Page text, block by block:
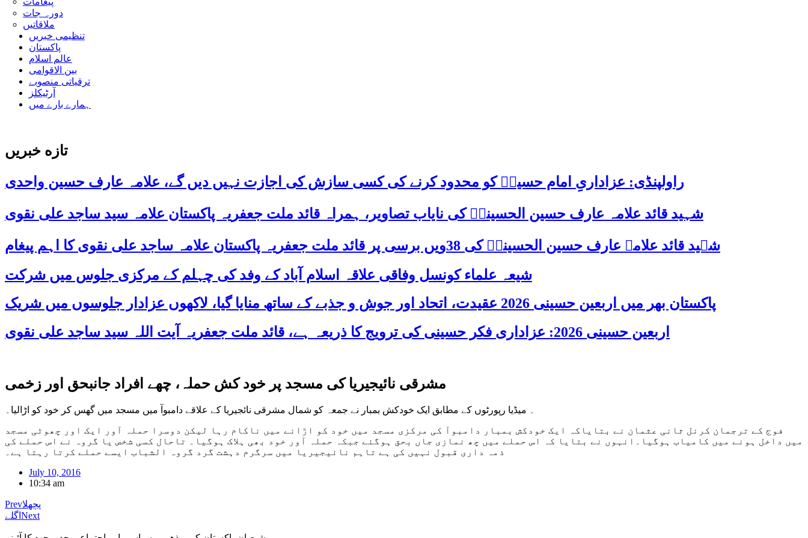
دورہ جات
ملاقاتیں
تنظیمی خبریں
پاکستان
عالم اسلام
بین الاقوامی
ترقیاتی منصوبے
آرٹیکلز
ہمارے بارے میں
تازه خبریں
راولپنڈی: عزاداریِ امام حسینؑ کو محدود کرنے کی کسی سازش کی اجازت نہیں دیں گے، علامہ عارف حسین واحدی
شہید قائد علامہ عارف حسین الحسینیؒ کی نایاب تصاویر، ہمراہ قائد ملت جعفریہ پاکستان علامہ سید ساجد علی نقوی
شہید قائد علامہ عارف حسین الحسینیؒ کی 38ویں برسی پر قائد ملت جعفریہ پاکستان علامہ ساجد علی نقوی کا اہم پیغام
شیعہ علماء کونسل وفاقی علاقہ اسلام آباد کے وفد کی چہلم کے مرکزی جلوس میں شرکت
پاکستان بھر میں اربعین حسینی 2026 عقیدت، اتحاد اور جوش و جذبے کے ساتھ منایا گیا، لاکھوں عزادار جلوسوں میں شریک
اربعین حسینی 2026: عزاداری فکر حسینی کی ترویج کا ذریعہ ہے، قائد ملت جعفریہ آیت اللہ سید ساجد علی نقوی
مشرقی نائیجیریا کی مسجد پر خود کش حملہ، چھے افراد جانبحق اور زخمی
۔ میڈیا رپورٹوں کے مطابق ایک خودکش بمبار نے جمعہ کو شمال مشرقی نائجیریا کے علاقے دامبوآ میں مسجد میں گھس کر خود کو اڑالیا۔
فوج کے ترجمان کرنل ثانی عثمان نے بتایاکہ ایک خودکش بمبار دامبوآ کی مرکزی مسجد میں خود کو اڑانے میں ناکام رہا لیکن دوسرا حملہ آور ایک اور چھوٹی مسجد
میں داخل ہونے میں کامیاب ہوگیا۔انہوں نے بتایا کہ اس حملے میں چھ نمازی جاں بحق ہوگئے جبکہ حملہ آور خود بھی ہلاک ہوگیا۔ تاحال کسی شخص یا گروہ نے اس حملے کی
ذمہ داری قبول نہیں کی ہے تاہم نا‏ئیجیریا میں سرگرم دہشت گرد گروہ الشباب ایسے حملے کرتا رہتا ہے۔
July 10, 2016
10:34 am
Prevپچھلا
اگلے Next